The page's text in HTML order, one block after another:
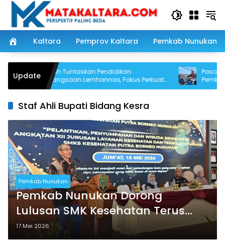
Langsung
konten
Kaltara
Pemprov Kaltara Pemkab Nunukan
Update
Arpiah Tuntaskan Pendidikan
Kebangsaan Lemhannas, Fokus Perkuat
NKRI dari Nunukan
Pasokan
Pemkab
SPBU Segera
Staf Ahli Bupati Bidang Kesra
Pemkab Nunukan
Pemkab Nunukan Dorong
Lulusan SMK Kesehatan Terus
Tingkatkan Kompetensi
17 Mei 2026